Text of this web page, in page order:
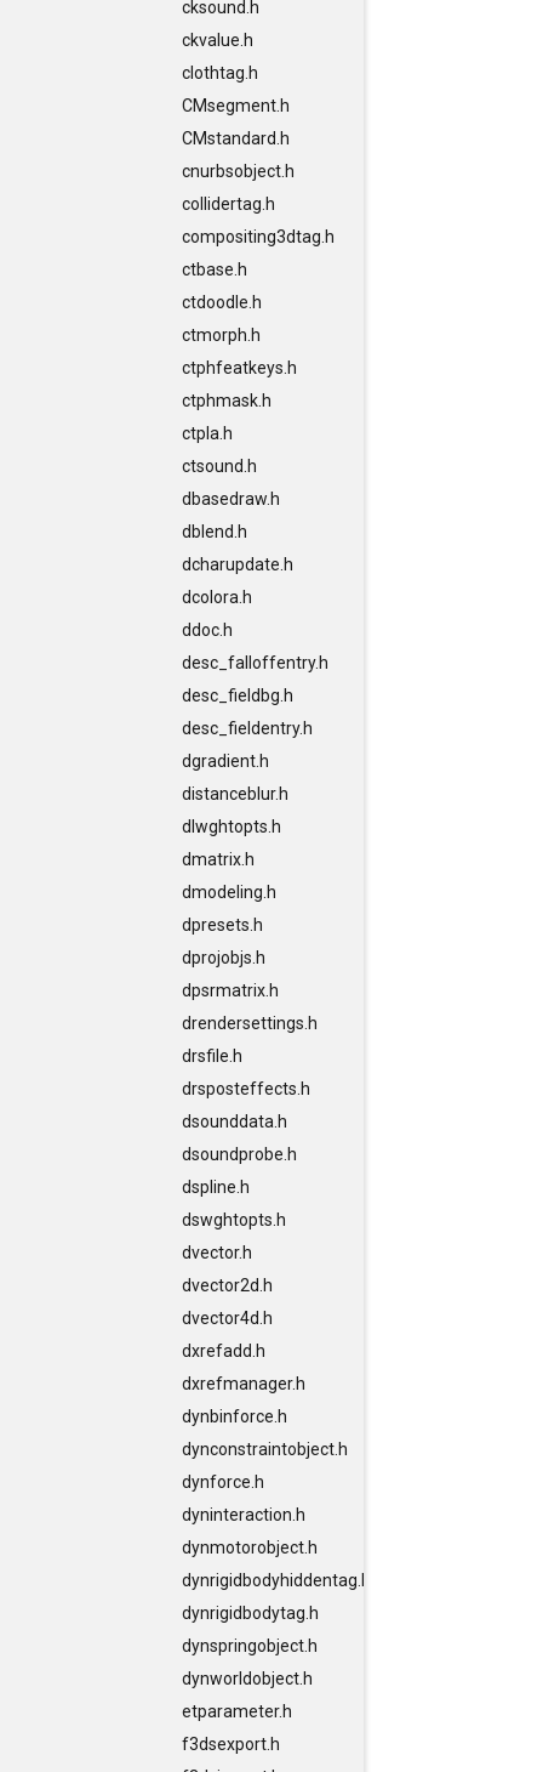
cksound.h
ckvalue.h
clothtag.h
CMsegment.h
CMstandard.h
cnurbsobject.h
collidertag.h
compositing3dtag.h
ctbase.h
ctdoodle.h
ctmorph.h
ctphfeatkeys.h
ctphmask.h
ctpla.h
ctsound.h
dbasedraw.h
dblend.h
dcharupdate.h
dcolora.h
ddoc.h
desc_falloffentry.h
desc_fieldbg.h
desc_fieldentry.h
dgradient.h
distanceblur.h
dlwghtopts.h
dmatrix.h
dmodeling.h
dpresets.h
dprojobjs.h
dpsrmatrix.h
drendersettings.h
drsfile.h
drsposteffects.h
dsounddata.h
dsoundprobe.h
dspline.h
dswghtopts.h
dvector.h
dvector2d.h
dvector4d.h
dxrefadd.h
dxrefmanager.h
dynbinforce.h
dynconstraintobject.h
dynforce.h
dyninteraction.h
dynmotorobject.h
dynrigidbodyhiddentag.h
dynrigidbodytag.h
dynspringobject.h
dynworldobject.h
etparameter.h
f3dsexport.h